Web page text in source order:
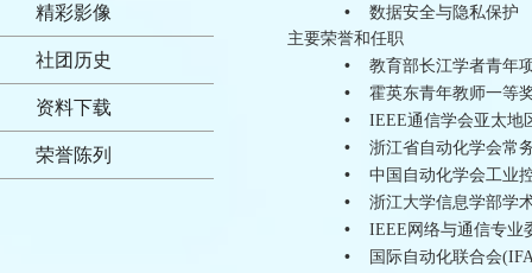
精彩影像
社团历史
资料下载
荣誉陈列
•
数据安全与隐私保护
主要荣誉和任职
• 教育部长江学者青年
• 霍英东青年教师一等
• IEEE通信学会亚太地
• 浙江省自动化学会常
• 中国自动化学会工业
• 浙江大学信息学部学
• IEEE网络与通信专业
• 国际自动化联合会